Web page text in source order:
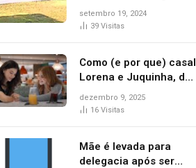
delegado aposentado
durante confusão no
setembro 19, 2024
39 Visitas
Como (e por que) casal
Lorena e Juquinha, de
‘Três Graças’, ganhou
repercussão
dezembro 9, 2025
16 Visitas
Mãe é levada para
delegacia após ser